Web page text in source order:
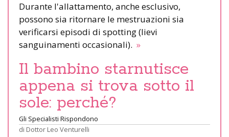
Durante l'allattamento, anche esclusivo,
possono sia ritornare le mestruazioni sia
verificarsi episodi di spotting (lievi
sanguinamenti occasionali). »
Il bambino starnutisce
appena si trova sotto il
sole: perché?
Gli Specialisti Rispondono
di Dottor Leo Venturelli